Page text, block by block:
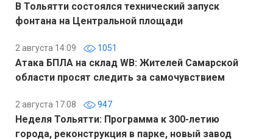
В Тольятти состоялся технический запуск
фонтана на Центральной площади
2 августа 14:09 1051
Атака БПЛА на склад WB: Жителей Самарской
области просят следить за самочувствием
2 августа 17:08 947
Неделя Тольятти: Программа к 300-летию
города, реконструкция в парке, новый завод